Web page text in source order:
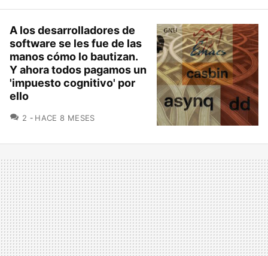
A los desarrolladores de
software se les fue de las
manos cómo lo bautizan.
Y ahora todos pagamos un
'impuesto cognitivo' por
ello
2 COMENTARIOS
HACE 8 MESES